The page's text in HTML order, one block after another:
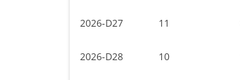
2026-D27 11
2026-D28 10